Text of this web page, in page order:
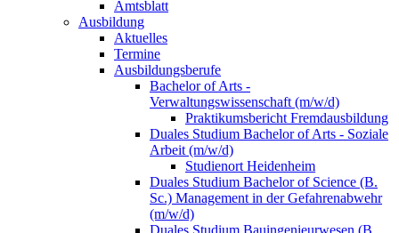
Amtsblatt
Ausbildung
Aktuelles
Termine
Ausbildungsberufe
Bachelor of Arts -
Verwaltungswissenschaft (m/w/d)
Praktikumsbericht Fremdausbildung
Duales Studium Bachelor of Arts - Soziale
Arbeit (m/w/d)
Studienort Heidenheim
Duales Studium Bachelor of Science (B.
Sc.) Management in der Gefahrenabwehr
(m/w/d)
Duales Studium Bauingenieurwesen (B.